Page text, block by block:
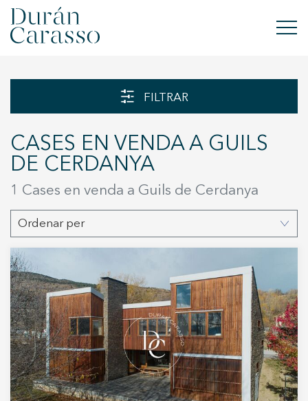
VENDRE
OBRA NOVA
INVERSIONS
GRUP DC
CONTACTE
+34 935 178 067
FILTRAR
CASES EN VENDA A GUILS
DE CERDANYA
1 Cases en venda a Guils de Cerdanya
Ordenar per